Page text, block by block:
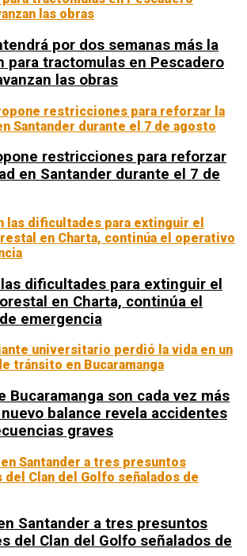
por dos semanas más la
para tractomulas en Pescadero
las obras
restricciones para reforzar
en Santander durante el 7 de
dificultades para extinguir el
en Charta, continúa el
emergencia
Bucaramanga son cada vez más
balance revela accidentes
graves
Santander a tres presuntos
del Clan del Golfo señalados de